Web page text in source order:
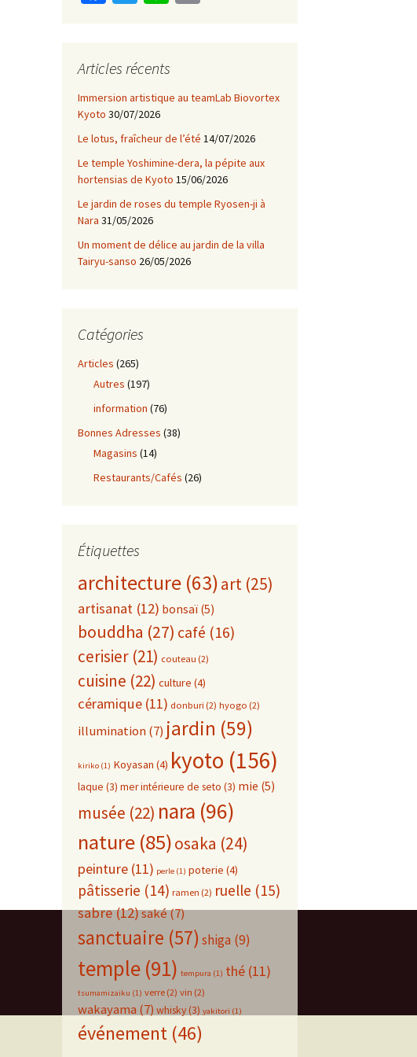
o
o
k
er
Articles récents
Immersion artistique au teamLab Biovortex
Kyoto 30/07/2026
Le lotus, fraîcheur de l’été 14/07/2026
Le temple Yoshimine-dera, la pépite aux
hortensias de Kyoto 15/06/2026
Le jardin de roses du temple Ryosen-ji à
Nara 31/05/2026
Un moment de délice au jardin de la villa
Tairyu-sanso 26/05/2026
Catégories
Articles (265)
Autres (197)
information (76)
Bonnes Adresses (38)
Magasins (14)
Restaurants/Cafés (26)
Étiquettes
architecture (63)art (25)
artisanat (12) bonsaï (5)
bouddha (27) café (16)
cerisier (21) couteau (2)
cuisine (22) culture (4)
céramique (11) donburi (2) hyogo (2)
illumination(7) jardin (59)
kiriko (1) Koyasan (4) kyoto (156)
laque (3) mer intérieure de seto (3) mie (5)
musée (22) nara (96)
nature (85)osaka (24)
peinture (11) perle (1) poterie (4)
pâtisserie (14) ramen (2) ruelle (15)
sabre(12)saké(7)
sanctuaire (57) shiga (9)
temple (91) tempura (1) thé (11)
tsumamizaiku (1) verre (2) vin (2)
wakayama (7) whisky (3) yakitori (1)
événement (46)